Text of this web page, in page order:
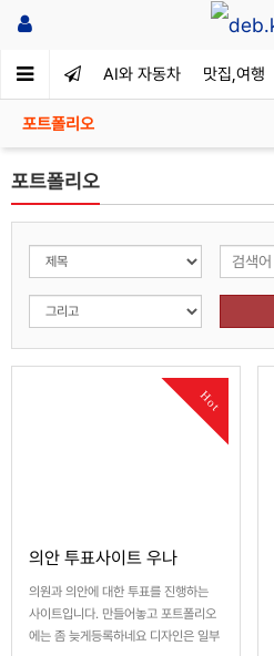
AI와 자동차 맛집,여행
포트폴리오
포트폴리오
Hot
의안 투표사이트 우나
의원과 의안에 대한 투표를 진행하는
사이트입니다. 만들어놓고 포트폴리오
에는 좀 늦게등록하네요 디자인은 일부